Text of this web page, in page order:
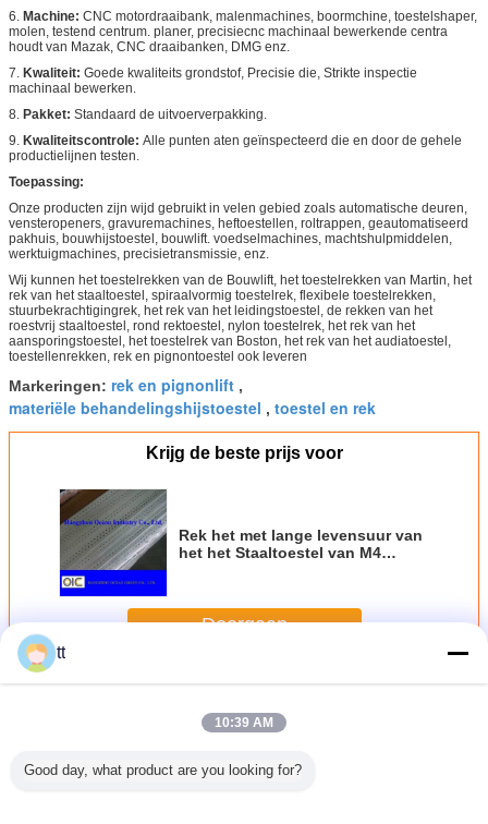
6. Machine: CNC motordraaibank, malenmachines, boormchine, toestelshaper,
molen, testend centrum. planer, precisiecnc machinaal bewerkende centra
houdt van Mazak, CNC draaibanken, DMG enz.
7. Kwaliteit: Goede kwaliteits grondstof, Precisie die, Strikte inspectie
machinaal bewerken.
8. Pakket: Standaard de uitvoerverpakking.
9. Kwaliteitscontrole: Alle punten aten geïnspecteerd die en door de gehele
productielijnen testen.
Toepassing:
Onze producten zijn wijd gebruikt in velen gebied zoals automatische deuren,
vensteropeners, gravuremachines, heftoestellen, roltrappen, geautomatiseerd
pakhuis, bouwhijstoestel, bouwlift. voedselmachines, machtshulpmiddelen,
werktuigmachines, precisietransmissie, enz.
Wij kunnen het toestelrekken van de Bouwlift, het toestelrekken van Martin, het
rek van het staaltoestel, spiraalvormig toestelrek, flexibele toestelrekken,
stuurbekrachtigingrek, het rek van het leidingstoestel, de rekken van het
roestvrij staaltoestel, rond rektoestel, nylon toestelrek, het rek van het
aansporingstoestel, het toestelrek van Boston, het rek van het audiatoestel,
toestellenrekken, rek en pignontoestel ook leveren
Markeringen: rek en pignonlift ,
materiële behandelingshijstoestel , toestel en rek
Krijg de beste prijs voor
Rek het met lange levensuur van
het het Staaltoestel van M4
Doorgaan
MeerRek en Pignonhijstoestellen
tt
10:39 AM
Good day, what product are you looking for?